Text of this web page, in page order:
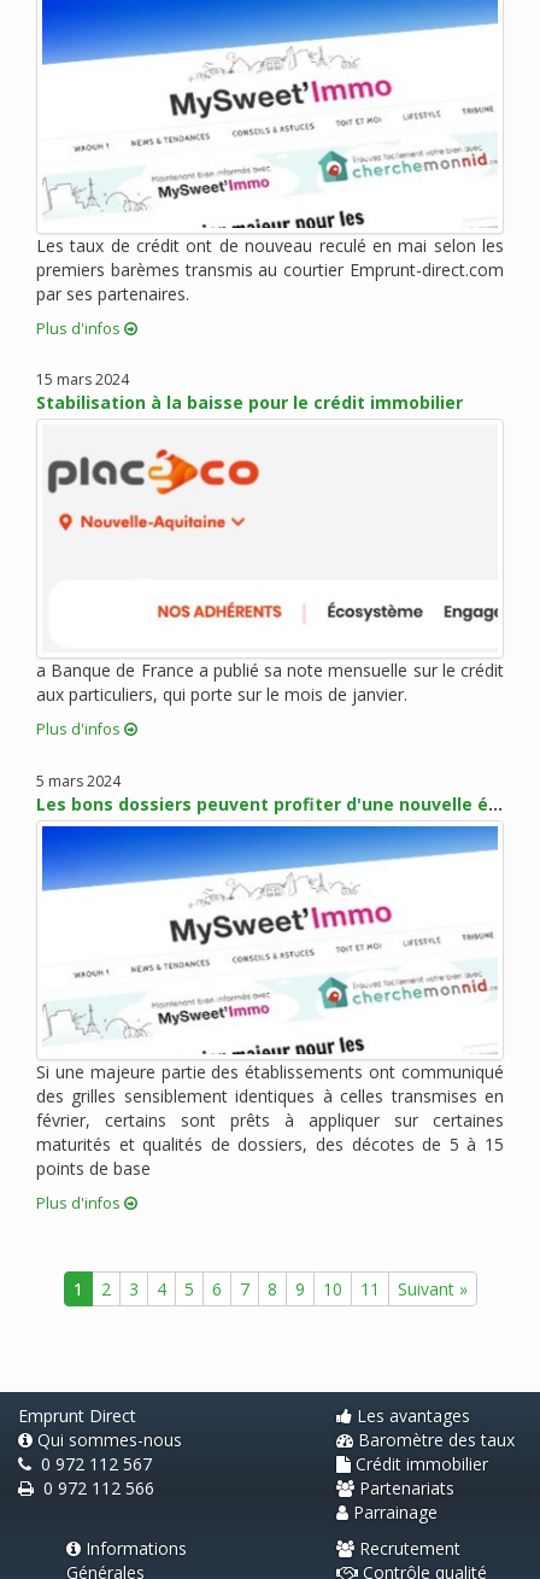
janvier 2014 (2)
novembre 2013 (6)
octobre 2013 (3)
septembre 2013 (3)
mai 2013 (5)
avril 2013 (6)
mars 2013 (15)
février 2013 (5)
janvier 2013 (7)
décembre 2012 (5)
octobre 2012 (10)
septembre 2012 (6)
juillet 2012 (8)
juin 2012 (3)
janvier 2012 (10)
décembre 2011 (3)
novembre 2011 (5)
septembre 2011 (4)
août 2011 (5)
juillet 2011 (1)
juin 2011 (1)
mars 2011 (2)
février 2011 (3)
janvier 2011 (2)
décembre 2010 (1)
novembre 2010 (2)
octobre 2010 (2)
août 2010 (1)
juin 2010 (2)
février 2010 (1)
septembre 2009 (2)
Les taux de crédit ont de nouveau reculé en mai selon les
premiers barèmes transmis au courtier Emprunt-direct.com
par ses partenaires.
Plus d'infos
15 mars 2024
Stabilisation à la baisse pour le crédit immobilier
a Banque de France a publié sa note mensuelle sur le crédit
aux particuliers, qui porte sur le mois de janvier.
Plus d'infos
5 mars 2024
Les bons dossiers peuvent profiter d'une nouvelle érosion des taux en mars
Si une majeure partie des établissements ont communiqué
des grilles sensiblement identiques à celles transmises en
février, certains sont prêts à appliquer sur certaines
maturités et qualités de dossiers, des décotes de 5 à 15
points de base
Plus d'infos
1 2 3 4 5 6 7 8 9 10 11 Suivant »
Emprunt Direct
Qui sommes-nous
0 972 112 567
0 972 112 566
Les avantages
Baromètre des taux
Crédit immobilier
Partenariats
Parrainage
Informations
Générales
Recrutement
Contrôle qualité